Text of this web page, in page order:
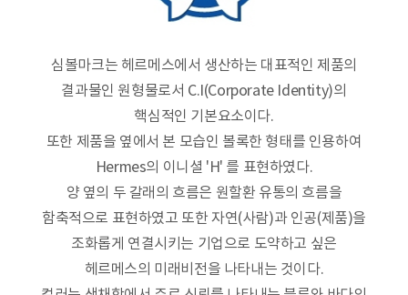
심볼마크는 헤르메스에서 생산하는 대표적인 제품의
결과물인 원형물로서 C.I(Corporate Identity)의
핵심적인 기본요소이다.
또한 제품을 옆에서 본 모습인 볼록한 형태를 인용하여
Hermes의 이니셜 'H' 를 표현하였다.
양 옆의 두 갈래의 흐름은 원할환 유통의 흐름을
함축적으로 표현하였고 또한 자연(사람)과 인공(제품)을
조화롭게 연결시키는 기업으로 도약하고 싶은
헤르메스의 미래비전을 나타내는 것이다.